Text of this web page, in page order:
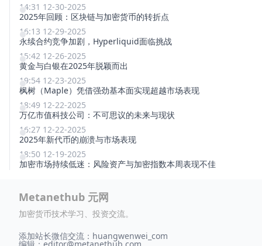
14:31 12-30-2025
2025年回顾：区块链与加密货币的转折点
16:13 12-29-2025
永续合约竞争加剧，Hyperliquid面临挑战
15:42 12-26-2025
黄金与白银在2025年脱颖而出
19:54 12-23-2025
枫树（Maple）凭借强劲基本面实现超越市场表现
18:49 12-22-2025
万亿市值科技公司：不可思议的未来与现状
16:27 12-22-2025
2025年新代币的崩溃与市场表现
18:50 12-19-2025
加密市场持续低迷：风险资产与加密指数本周表现不佳
Metanethub 元网
加密货币技术学习、投资交流。
添加站长微信交流：huangwenwei_com